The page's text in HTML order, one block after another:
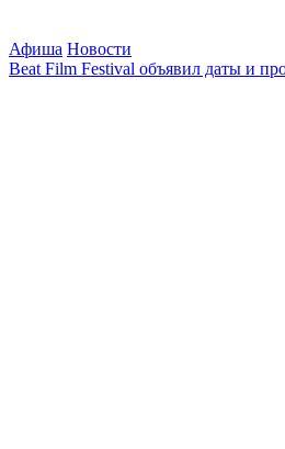
Афиша Новости
Beat Film Festival объявил даты и